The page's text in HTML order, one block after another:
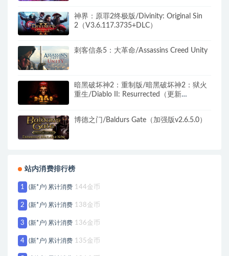
神界：原罪2终极版/Divinity: Original Sin
2（V3.6.117.3735+DLC）
刺客信条5：大革命/Assassins Creed Unity
暗黑破坏神2：重制版/暗黑破坏神2：狱火
重生/Diablo II: Resurrected（更新
博德之门/Baldurs Gate（加强版v2.6.5.0）
站内消费排行榜
1 (新*户) 累计消费 144金币
2 (新*户) 累计消费 138金币
3 (新*户) 累计消费 136金币
4 (新*户) 累计消费 135金币